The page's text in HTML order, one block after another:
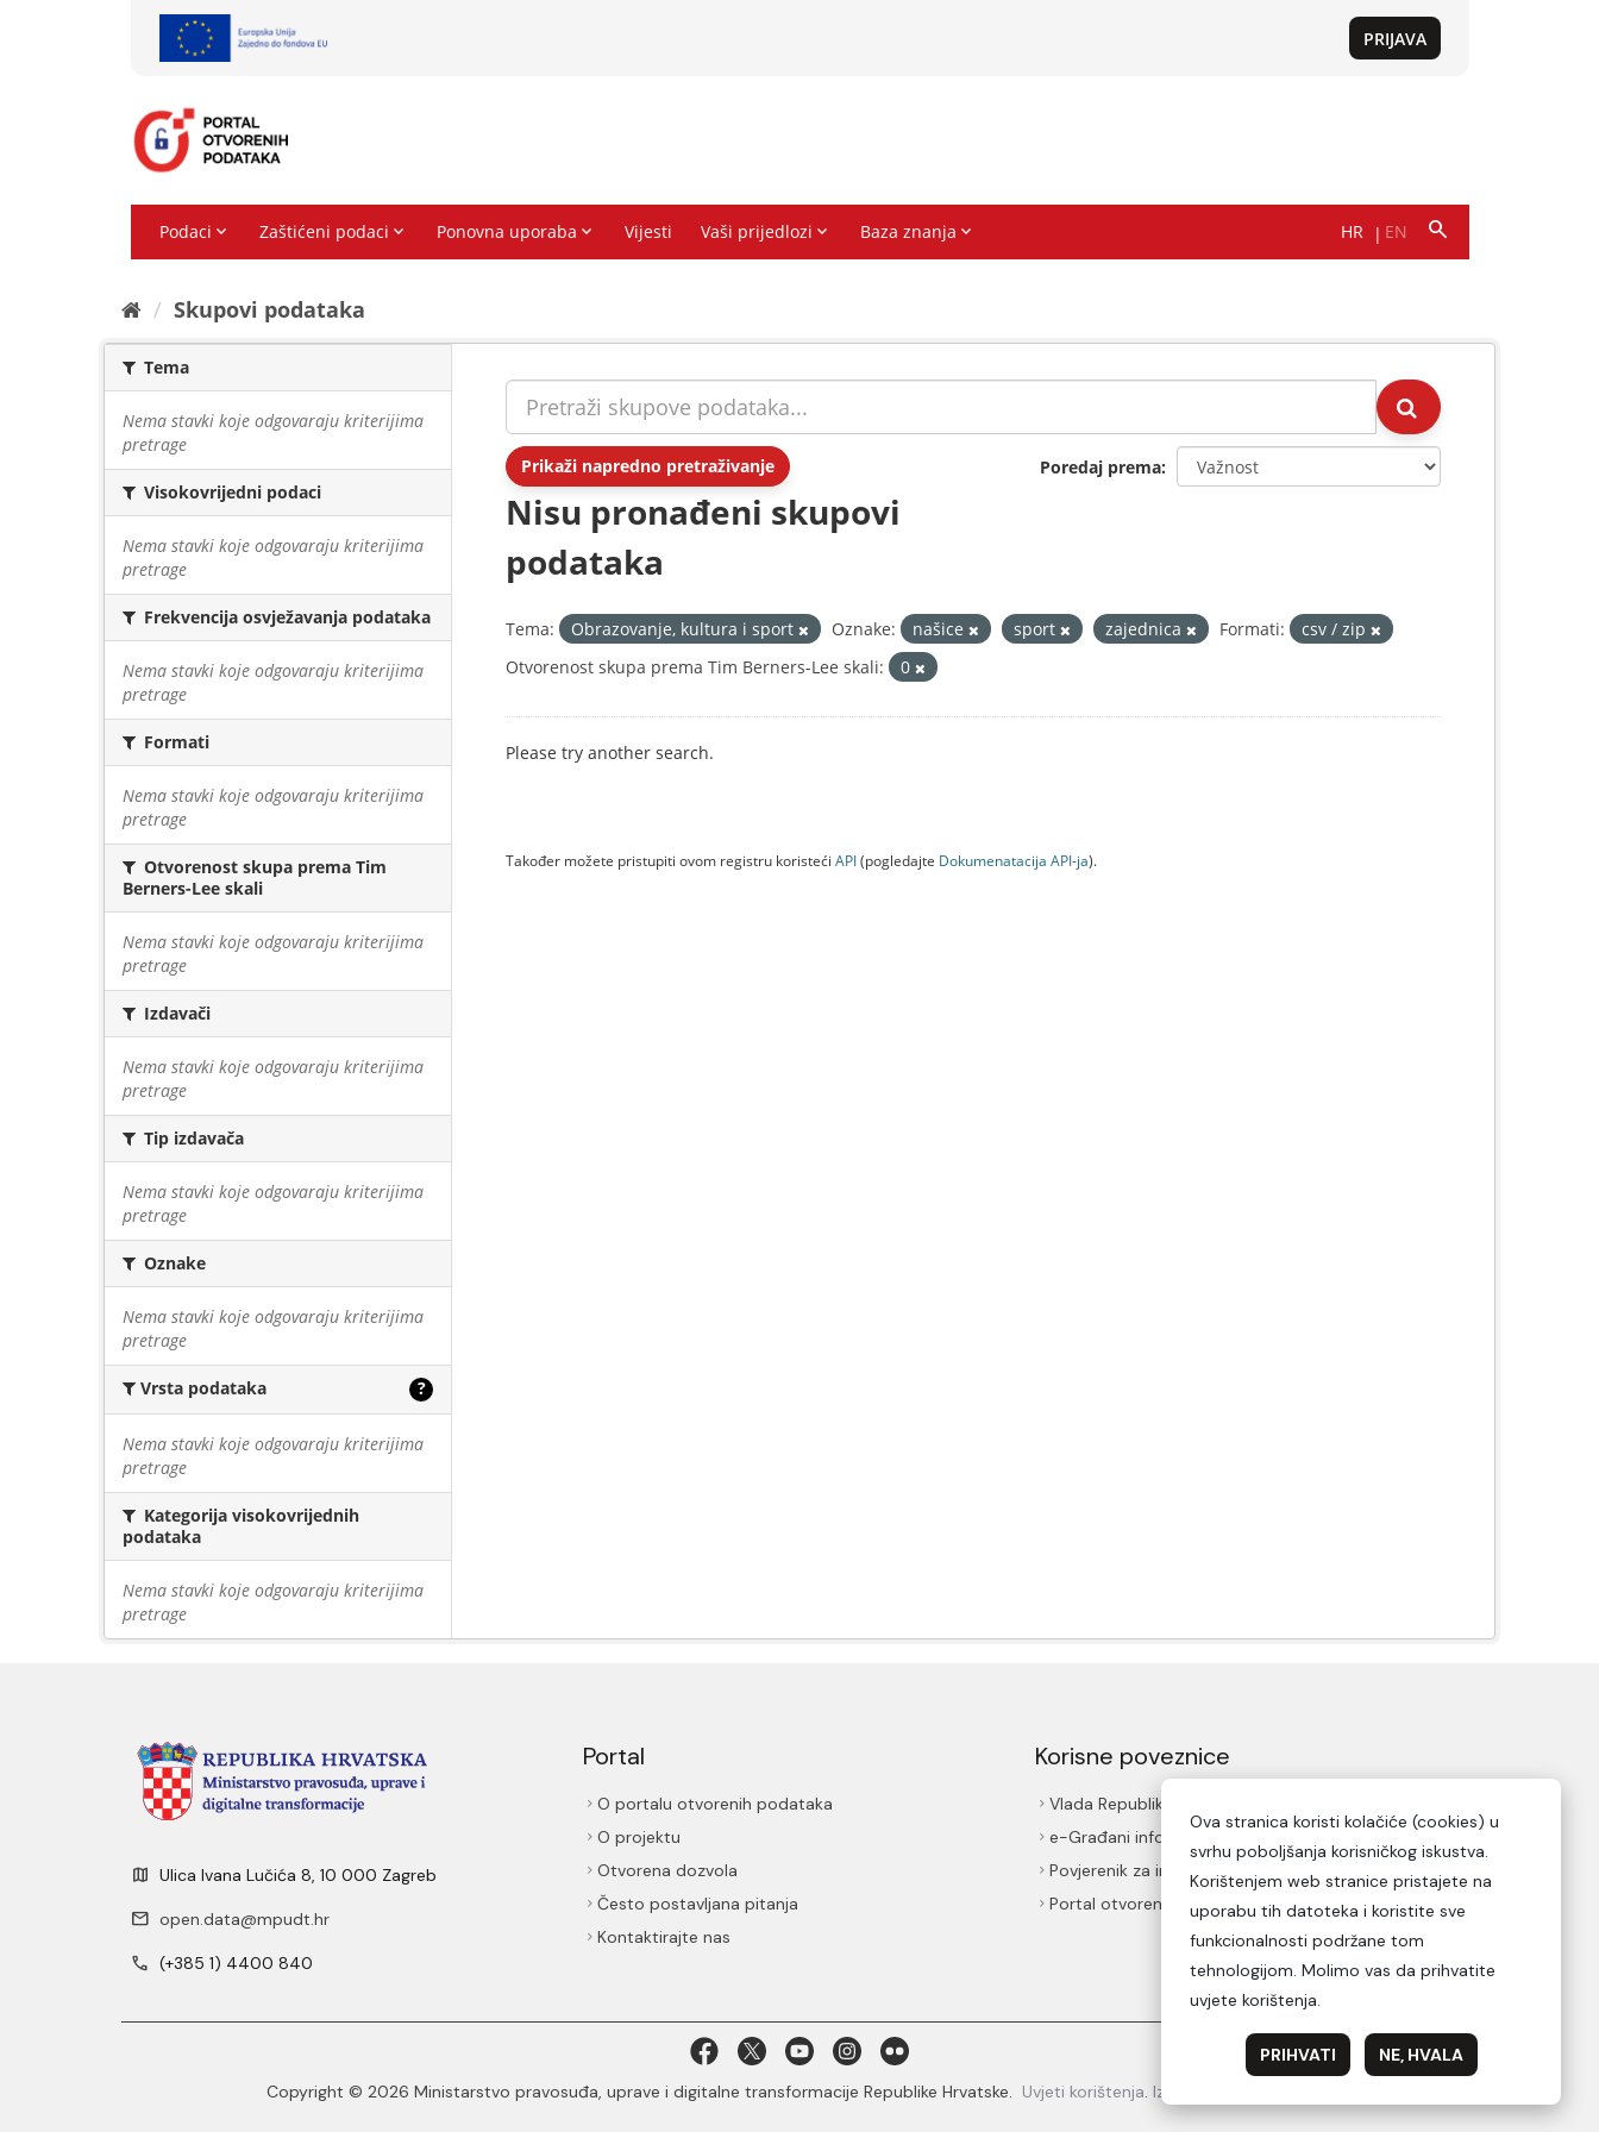
Skupovi podаtаkа
Tema
Nema stavki koje odgovaraju kriterijima
pretrage
Visokovrijedni podaci
Nema stavki koje odgovaraju kriterijima
pretrage
Frekvencija osvježavanja podataka
Nema stavki koje odgovaraju kriterijima
pretrage
Formati
Nema stavki koje odgovaraju kriterijima
pretrage
Otvorenost skupa prema Tim
Berners-Lee skali
Nema stavki koje odgovaraju kriterijima
pretrage
Izdavači
Nema stavki koje odgovaraju kriterijima
pretrage
Tip izdavača
Nema stavki koje odgovaraju kriterijima
pretrage
Oznake
Nema stavki koje odgovaraju kriterijima
pretrage
Vrsta podataka ?
Nema stavki koje odgovaraju kriterijima
pretrage
Kategorija visokovrijednih
podataka
Nema stavki koje odgovaraju kriterijima
pretrage
Prikaži napredno pretraživanje Poredaj prema
Nisu pronađeni skupovi
podataka
Tema: Obrazovanje, kultura i sport Oznake: našice sport zajednica Formati:
csv / zip
Otvorenost skupa prema Tim Berners-Lee skali:
0
Please try another search.
Također možete pristupiti ovom registru koristeći API(pogledajte Dokumenаtаcijа API-jа).